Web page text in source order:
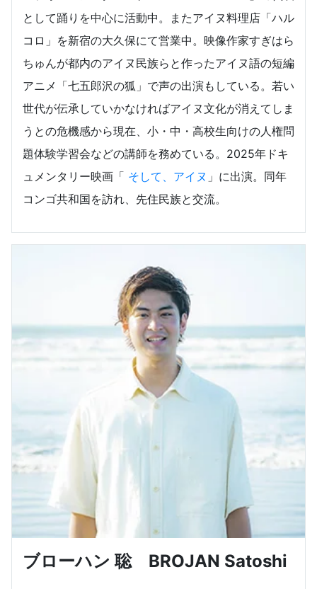
として踊りを中心に活動中。またアイヌ料理店「ハル
コロ」を新宿の大久保にて営業中。映像作家すぎはら
ちゅんが都内のアイヌ民族らと作ったアイヌ語の短編
アニメ「七五郎沢の狐」で声の出演もしている。若い
世代が伝承していかなければアイヌ文化が消えてしま
うとの危機感から現在、小・中・高校生向けの人権問
題体験学習会などの講師を務めている。2025年ドキ
ュメンタリー映画「 そして、アイヌ 」に出演。同年
コンゴ共和国を訪れ、先住民族と交流。
ブローハン 聡 BROJAN Satoshi